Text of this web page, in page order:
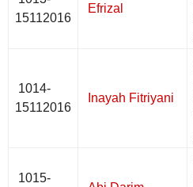
15112016
Efrizal
1014-
15112016
Inayah Fitriyani
1015-